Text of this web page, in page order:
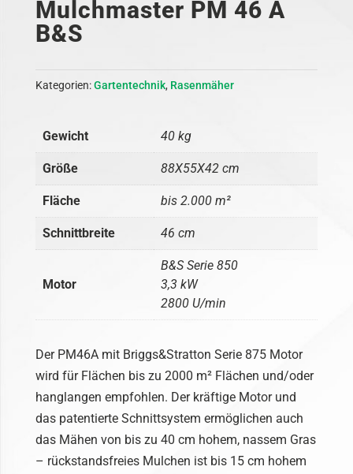
Mulchmaster PM 46 A
B&S
Kategorien:Gartentechnik, Rasenmäher
Gewicht 40 kg
Größe 88X55X42 cm
Fläche bis 2.000 m²
Schnittbreite 46 cm
Motor
B&S Serie 850
3,3 kW
2800 U/min
Der PM46A mit Briggs&Stratton Serie 875 Motor
wird für Flächen bis zu 2000 m² Flächen und/oder
hanglangen empfohlen. Der kräftige Motor und
das patentierte Schnittsystem ermöglichen auch
das Mähen von bis zu 40 cm hohem, nassem Gras
– rückstandsfreies Mulchen ist bis 15 cm hohem